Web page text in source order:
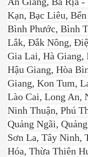
Kạn, Bạc Liêu,
Bình Phước, Bình
Lắk, Đắk Nông,
Gia Lai, Hà Giang,
Hậu Giang, Hòa
Giang, Kon Tum,
Lào Cai, Long An,
Ninh Thuận, Phú
Quảng Ngãi,
Sơn La, Tây Ninh,
Hóa, Thừa Thiên